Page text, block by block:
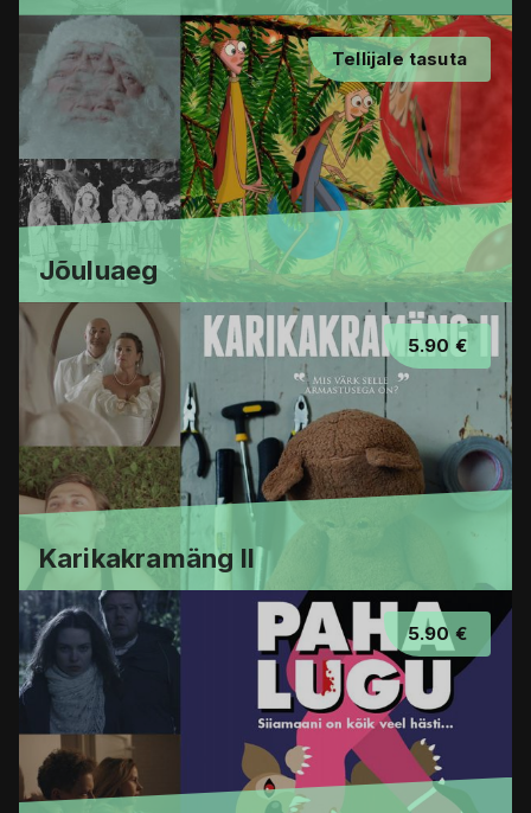
Tellijale tasuta
Jõuluaeg
5.90 €
Karikakramäng II
5.90 €